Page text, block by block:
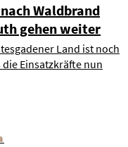
Waldbrand
gehen weiter
Land ist noch
Einsatzkräfte nun